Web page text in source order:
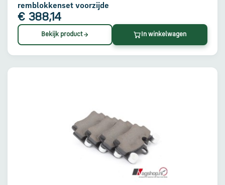
remblokkenset voorzijde
€ 388,14
Bekijk product In winkelwagen